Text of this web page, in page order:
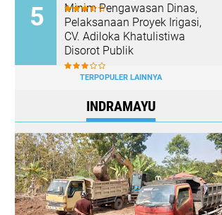
Minim Pengawasan Dinas,
Pelaksanaan Proyek Irigasi,
CV. Adiloka Khatulistiwa
Disorot Publik
TERPOPULER LAINNYA
INDRAMAYU